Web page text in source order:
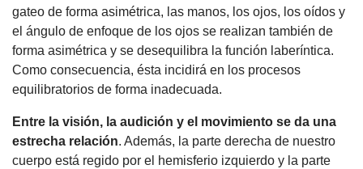
gateo de forma asimétrica, las manos, los ojos, los oídos y
el ángulo de enfoque de los ojos se realizan también de
forma asimétrica y se desequilibra la función laberíntica.
Como consecuencia, ésta incidirá en los procesos
equilibratorios de forma inadecuada.
Entre la visión, la audición y el movimiento se da una
estrecha relación. Además, la parte derecha de nuestro
cuerpo está regido por el hemisferio izquierdo y la parte